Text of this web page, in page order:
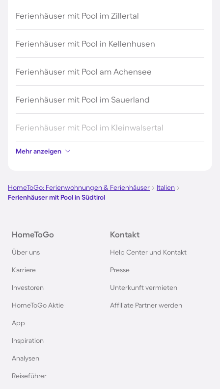
Ferienhäuser mit Pool im Zillertal
Ferienhäuser mit Pool in Kellenhusen
Ferienhäuser mit Pool am Achensee
Ferienhäuser mit Pool im Sauerland
Ferienhäuser mit Pool im Kleinwalsertal
Ferienhäuser mit Pool im Stubaital
Ferienhäuser mit Pool auf Elba
Ferienhäuser mit Pool in Maria Alm
Ferienhäuser mit Pool in Fiss
Ferienhäuser mit Pool in der Schwäbischen Alb
Ferienhäuser mit Pool in Saalbach-Hinterglemm
Mehr anzeigen
HomeToGo: Ferienwohnungen & Ferienhäuser
Italien
Ferienhäuser mit Pool in Südtirol
HomeToGo
Über uns
Karriere
Investoren
HomeToGo Aktie
App
Inspiration
Analysen
Reiseführer
Kontakt
Help Center und Kontakt
Presse
Unterkunft vermieten
Affiliate Partner werden